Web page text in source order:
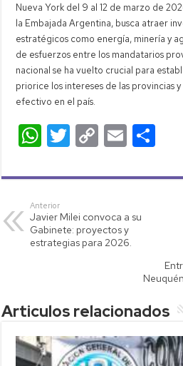
Nueva York del 9 al 12 de marzo de
la Embajada Argentina, busca atraer
estratégicos como energía, minería y
de esfuerzos entre los mandatarios
nacional se ha vuelto crucial para
priorice los intereses de las provincias
efectivo en el país.
W
h
at
s
A
p
T
wi
tt
C
o
p
Li
nk
E
m
ail m
Anterior
Javier Milei convoca a su
Gabinete: proyectos y
estrategias para 2026.
Articulos relacionados